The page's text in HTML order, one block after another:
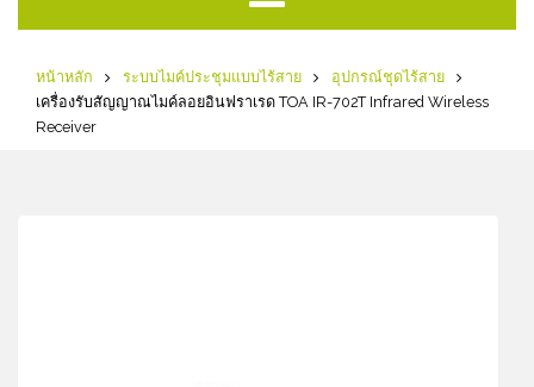
หน้าหลัก ระบบไมค์ประชุมแบบไร้สาย
อุปกรณ์ชุดไร้สาย
เครื่องรับสัญญาณไมค์ลอยอินฟราเรด TOA IR-702T Infrared Wireless
Receiver